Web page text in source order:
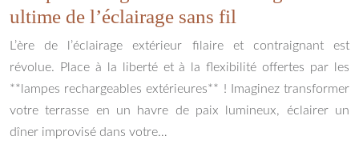
ultime de l’éclairage sans fil
L’ère de l’éclairage extérieur filaire et contraignant est
révolue. Place à la liberté et à la flexibilité offertes par les
**lampes rechargeables extérieures** ! Imaginez transformer
votre terrasse en un havre de paix lumineux, éclairer un
dîner improvisé dans votre…